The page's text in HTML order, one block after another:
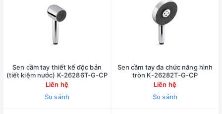
Sen cầm tay thiết kế độc bản
(tiết kiệm nước) K-26286T-G-CP
Liên hệ
So sánh
Sen cầm tay đa chức năng hình
tròn K-26282T-G-CP
Liên hệ
So sánh